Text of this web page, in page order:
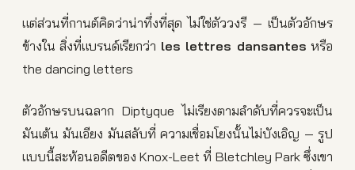
แต่ส่วนที่กานต์คิดว่าน่าทึ่งที่สุด ไม่ใช่ตัววงรี — เป็นตัวอักษร
ข้างใน สิ่งที่แบรนด์เรียกว่า les lettres dansantes หรือ
the dancing letters
ตัวอักษรบนฉลาก Diptyque ไม่เรียงตามลำดับที่ควรจะเป็น
มันเต้น มันเอียง มันสลับที่ ความเชื่อมโยงนั้นไม่บังเอิญ — รูป
แบบนี้สะท้อนอดีตของ Knox-Leet ที่ Bletchley Park ซึ่งเขา